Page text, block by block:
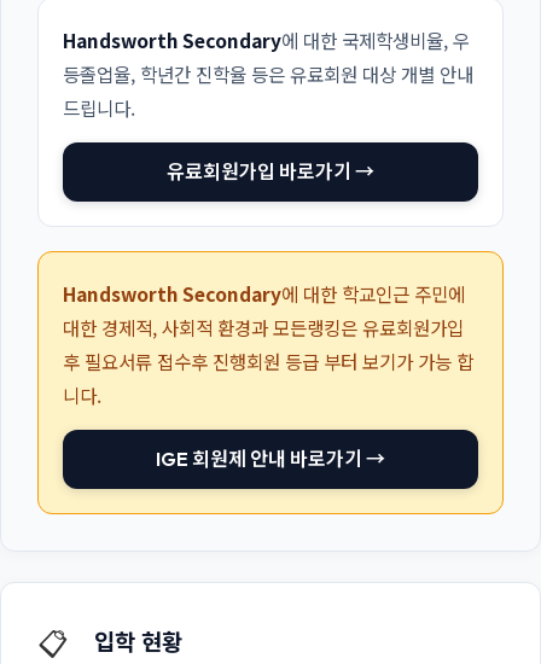
Handsworth Secondary에 대한 국제학생비율, 우
등졸업율, 학년간 진학율 등은 유료회원 대상 개별 안내
드립니다.
유료회원가입 바로가기 →
Handsworth Secondary에 대한 학교인근 주민에
대한 경제적, 사회적 환경과 모든랭킹은 유료회원가입
후 필요서류 접수후 진행회원 등급 부터 보기가 가능 합
니다.
IGE 회원제 안내 바로가기 →
📋 입학 현황